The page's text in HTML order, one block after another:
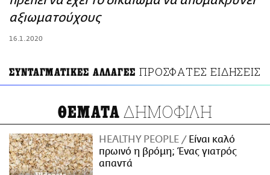
ΑΜΠΑ
αξιωματούχους
16.1.2020
ΣΥΝΤΑΓΜΑΤΙΚΕΣ ΑΛΛΑΓΕΣ ΠΡΟΣΦΑΤΕΣ ΕΙΔΗΣΕΙΣ
ΘΕΜΑΤΑ ΔΗΜΟΦΙΛΗ
HEALTHY PEOPLE
Είναι καλό
πρωινό η βρόμη; Ένας γιατρός
απαντά